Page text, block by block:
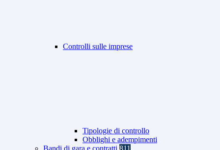
Controlli sulle imprese
Tipologie di controllo
Obblighi e adempimenti